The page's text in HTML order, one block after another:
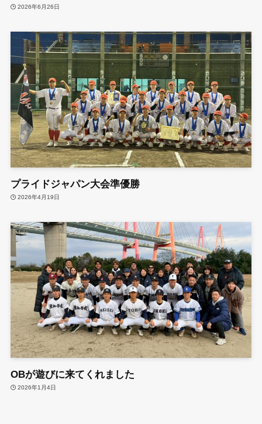
2026年6月26日
プライドジャパン大会準優勝
2026年4月19日
OBが遊びに来てくれました
2026年1月4日